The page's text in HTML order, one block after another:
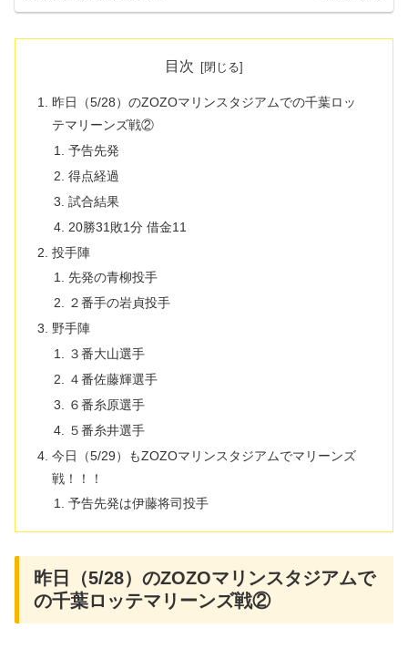
目次
昨日（5/28）のZOZOマリンスタジアムでの千葉ロッ
テマリーンズ戦②
予告先発
得点経過
試合結果
20勝31敗1分 借金11
投手陣
先発の青柳投手
２番手の岩貞投手
野手陣
３番大山選手
４番佐藤輝選手
６番糸原選手
５番糸井選手
今日（5/29）もZOZOマリンスタジアムでマリーンズ
戦！！！
予告先発は伊藤将司投手
昨日（5/28）のZOZOマリンスタジアムで
の千葉ロッテマリーンズ戦②